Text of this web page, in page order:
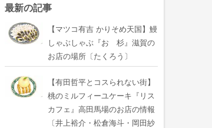
最新の記事
【マツコ有吉 かりそめ天国】鰻
しゃぶしゃぶ『おゝ杉』滋賀の
お店の場所〔たくろう〕
【有田哲平とコスられない街】
桃のミルフィーユケーキ『リス
カフェ』高田馬場のお店の情報
〔井上裕介・松倉海斗・岡田紗